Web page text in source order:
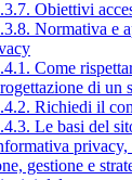
Obiettivi
Normativa e
Come
di un
Richiedi il
Le basi del
gestione e